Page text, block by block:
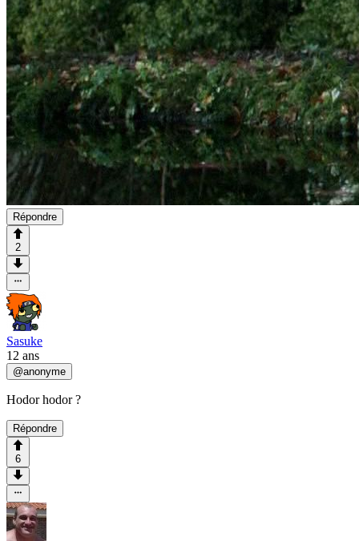
Répondre
2
Sasuke
12 ans
@anonyme
Hodor hodor ?
Répondre
6